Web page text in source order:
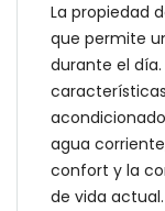
La propiedad
que permite
durante el
agua
confort y la
de vida